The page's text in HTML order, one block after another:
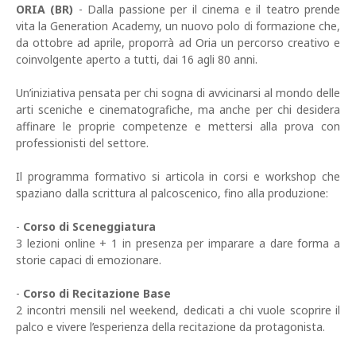
ORIA (BR) - Dalla passione per il cinema e il teatro prende
vita la Generation Academy, un nuovo polo di formazione che,
da ottobre ad aprile, proporrà ad Oria un percorso creativo e
coinvolgente aperto a tutti, dai 16 agli 80 anni.
Un’iniziativa pensata per chi sogna di avvicinarsi al mondo delle
arti sceniche e cinematografiche, ma anche per chi desidera
affinare le proprie competenze e mettersi alla prova con
professionisti del settore.
Il programma formativo si articola in corsi e workshop che
spaziano dalla scrittura al palcoscenico, fino alla produzione:
- Corso di Sceneggiatura
3 lezioni online + 1 in presenza per imparare a dare forma a
storie capaci di emozionare.
- Corso di Recitazione Base
2 incontri mensili nel weekend, dedicati a chi vuole scoprire il
palco e vivere l’esperienza della recitazione da protagonista.